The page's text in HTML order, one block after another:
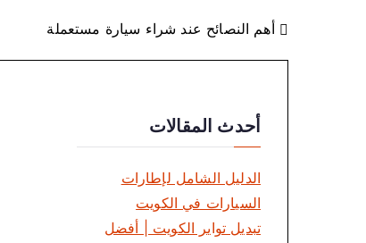
ت
ص
أهم النصائح عند شراء سيارة مستعملة
أحدث المقالات
الدليل الشامل لإطارات
السيارات في الكويت
تبديل تواير الكويت | أفضل